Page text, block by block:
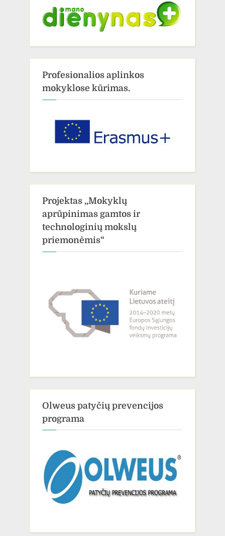
Profesionalios aplinkos
mokyklose kūrimas.
Projektas ,,Mokyklų
aprūpinimas gamtos ir
technologinių mokslų
priemonėmis“
Olweus patyčių prevencijos
programa